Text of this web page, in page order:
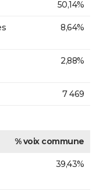
50,14%
8,64%
2,88%
7 469
% voix commune
39,43%